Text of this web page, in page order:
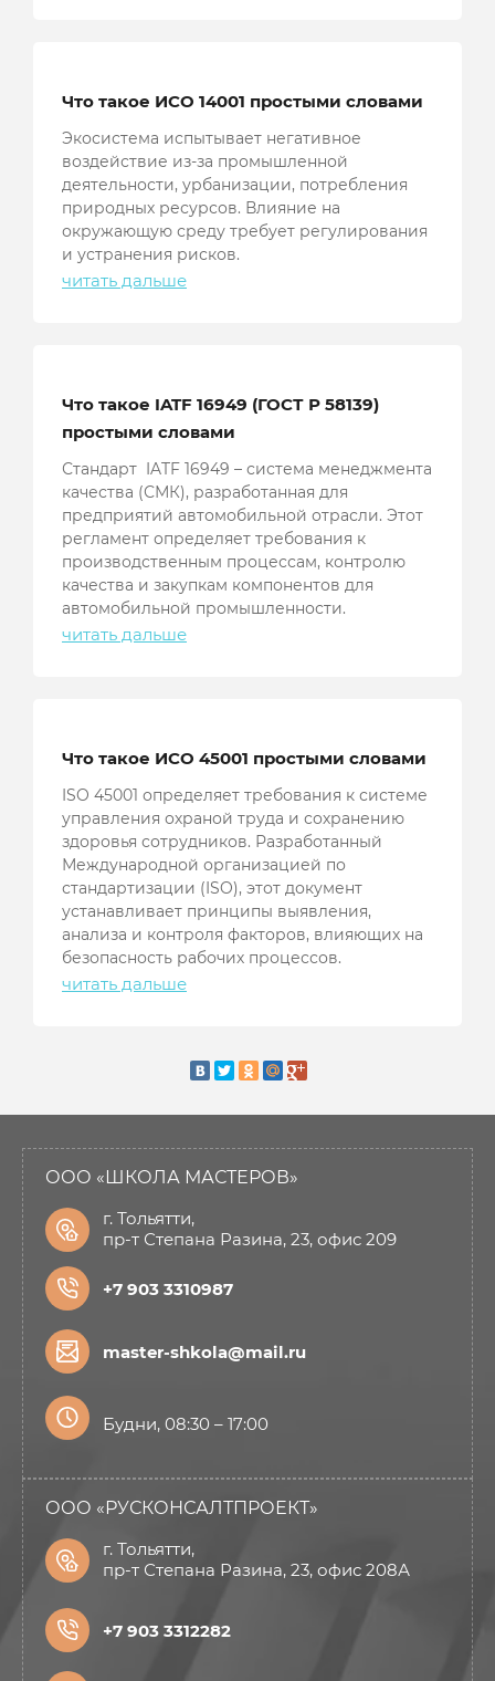
Что такое ИСО 14001 простыми словами
Экосистема испытывает негативное
воздействие из-за промышленной
деятельности, урбанизации, потребления
природных ресурсов. Влияние на
окружающую среду требует регулирования
и устранения рисков.
читать дальше
Что такое IATF 16949 (ГОСТ Р 58139)
простыми словами
Стандарт IATF 16949 – система менеджмента
качества (СМК), разработанная для
предприятий автомобильной отрасли. Этот
регламент определяет требования к
производственным процессам, контролю
качества и закупкам компонентов для
автомобильной промышленности.
читать дальше
Что такое ИСО 45001 простыми словами
ISO 45001 определяет требования к системе
управления охраной труда и сохранению
здоровья сотрудников. Разработанный
Международной организацией по
стандартизации (ISO), этот документ
устанавливает принципы выявления,
анализа и контроля факторов, влияющих на
безопасность рабочих процессов.
читать дальше
ООО «ШКОЛА МАСТЕРОВ»
г. Тольятти,
пр-т Степана Разина, 23, офис 209
+7 903 3310987
master-shkola@mail.ru
Будни, 08:30 – 17:00
ООО «РУСКОНСАЛТПРОЕКТ»
г. Тольятти,
пр-т Степана Разина, 23, офис 208А
+7 903 3312282